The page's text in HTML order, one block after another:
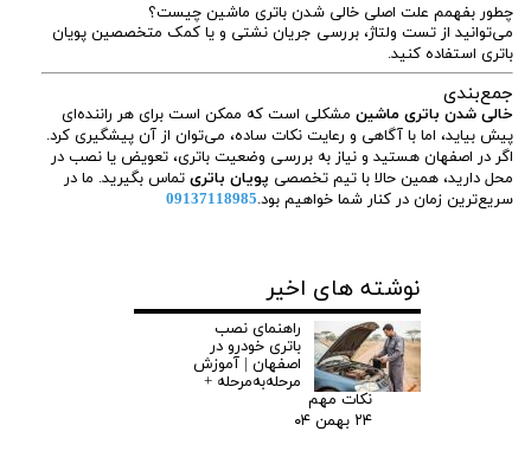
چطور بفهمم علت اصلی خالی شدن باتری ماشین چیست؟
می‌توانید از تست ولتاژ، بررسی جریان نشتی و یا کمک متخصصین پویان
باتری استفاده کنید.
جمع‌بندی
خالی شدن باتری ماشین مشکلی است که ممکن است برای هر راننده‌ای
پیش بیاید، اما با آگاهی و رعایت نکات ساده، می‌توان از آن پیشگیری کرد.
اگر در اصفهان هستید و نیاز به بررسی وضعیت باتری، تعویض یا نصب در
محل دارید، همین حالا با تیم تخصصی پویان باتری تماس بگیرید. ما در
سریع‌ترین زمان در کنار شما خواهیم بود.09137118985
نوشته های اخیر
راهنمای نصب
باتری خودرو در
اصفهان | آموزش
مرحله‌به‌مرحله +
نکات مهم
۲۴ بهمن ۰۴